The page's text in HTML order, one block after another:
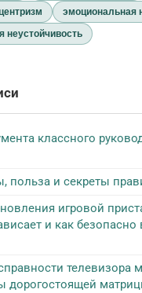
эмоциональная
неустойчивость
классного
польза и секреты
игровой
и как безопасно
телевизора
дорогостоящей